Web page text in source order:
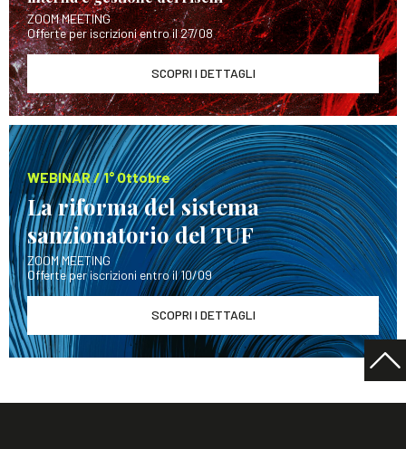
ZOOM MEETING
Offerte per iscrizioni entro il 27/08
SCOPRI I DETTAGLI
WEBINAR / 1° Ottobre
La riforma del sistema
sanzionatorio del TUF
ZOOM MEETING
Offerte per iscrizioni entro il 10/09
SCOPRI I DETTAGLI